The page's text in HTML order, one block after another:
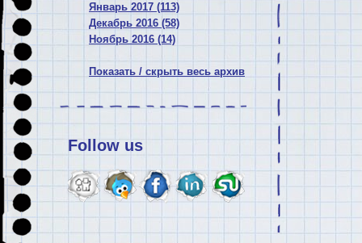
Январь 2017 (113)
Декабрь 2016 (58)
Ноябрь 2016 (14)
Показать / скрыть весь архив
Follow us